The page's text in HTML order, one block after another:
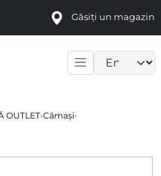
Găsiți un magazin
OUTLET›Cămași›